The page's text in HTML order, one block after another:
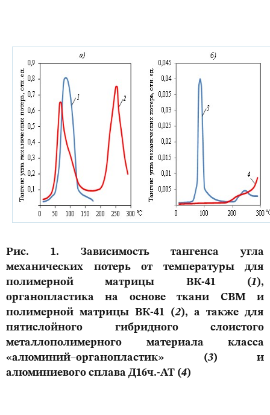
Рис. 1. Зависимость тангенса угла
механических потерь от температуры для
полимерной матрицы ВК-41 (1),
органопластика на основе ткани СВМ и
полимерной матрицы ВК-41 (2), а также для
пятислойного гибридного слоистого
металлополимерного материала класса
«алюминий–органопластик» (3) и
алюминиевого сплава Д16ч.-АТ (4)